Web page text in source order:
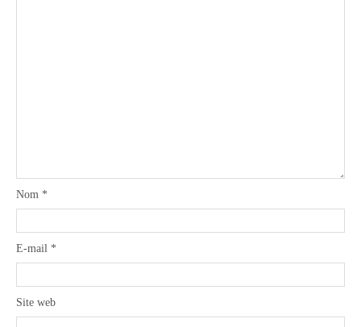
Nom *
E-mail *
Site web